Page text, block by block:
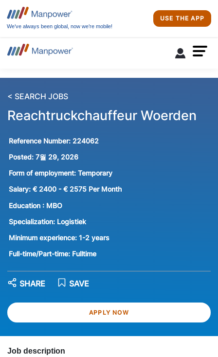
We’ve always been global, now we’re mobile!
USE THE APP
< SEARCH JOBS
Reachtruckchauffeur Woerden
Reference Number: 224062
Posted: 7월 29, 2026
Form of employment: Temporary
Salary: € 2400 - € 2575 Per Month
Education : MBO
Specialization: Logistiek
Minimum experience: 1-2 years
Full-time/Part-time: Fulltime
APPLY NOW
SAVE
SHARE
Job description